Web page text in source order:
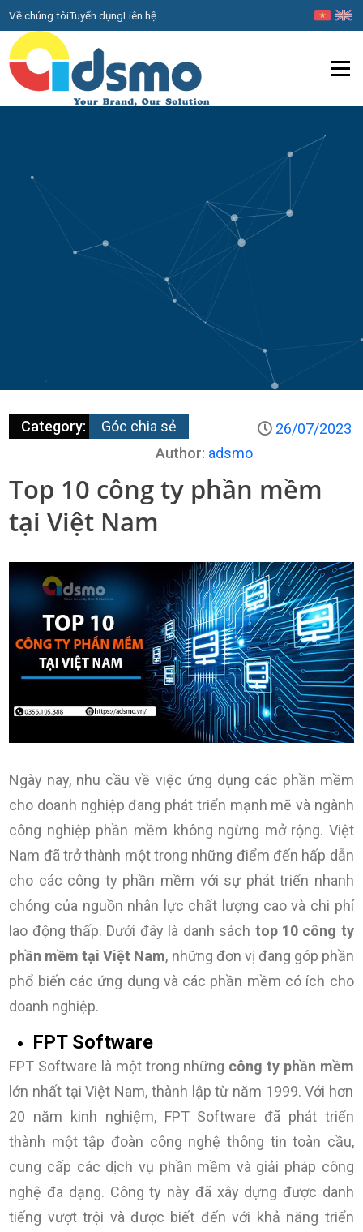
Về chúng tôiTuyển dụngLiên hệ
Category: Góc chia sẻ
26/07/2023
Author: adsmo
Top 10 công ty phần mềm
tại Việt Nam
Ngày nay, nhu cầu về việc ứng dụng các phần mềm
cho doanh nghiệp đang phát triển mạnh mẽ và ngành
công nghiệp phần mềm không ngừng mở rộng. Việt
Nam đã trở thành một trong những điểm đến hấp dẫn
cho các công ty phần mềm với sự phát triển nhanh
chóng của nguồn nhân lực chất lượng cao và chi phí
lao động thấp. Dưới đây là danh sách top 10 công ty
phần mềm tại Việt Nam, những đơn vị đang góp phần
phổ biến các ứng dụng và các phần mềm có ích cho
doanh nghiệp.
FPT Software
FPT Software là một trong những công ty phần mềm
lớn nhất tại Việt Nam, thành lập từ năm 1999. Với hơn
20 năm kinh nghiệm, FPT Software đã phát triển
thành một tập đoàn công nghệ thông tin toàn cầu,
cung cấp các dịch vụ phần mềm và giải pháp công
nghệ đa dạng. Công ty này đã xây dựng được danh
tiếng vượt trội và được biết đến với khả năng triển